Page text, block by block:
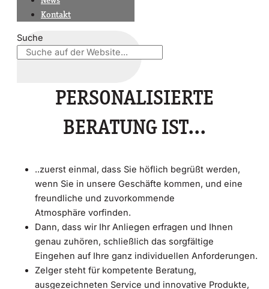
Kontakt
Suche
PERSONALISIERTE
BERATUNG IST...
..zuerst einmal, dass Sie höflich begrüßt werden,
wenn Sie in unsere Geschäfte kommen, und eine
freundliche und zuvorkommende
Atmosphäre vorfinden.
Dann, dass wir Ihr Anliegen erfragen und Ihnen
genau zuhören, schließlich das sorgfältige
Eingehen auf Ihre ganz individuellen Anforderungen.
Zelger steht für kompetente Beratung,
ausgezeichneten Service und innovative Produkte,